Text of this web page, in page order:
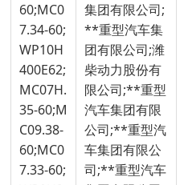
60;MC0
7.34-60;
WP10H
400E62;
MC07H.
35-60;M
C09.38-
60;MC0
7.33-60;
集团有限公司;
**重型汽车集
团有限公司;潍
柴动力股份有
限公司;**重型
汽车集团有限
公司;**重型汽
车集团有限公
司;**重型汽车